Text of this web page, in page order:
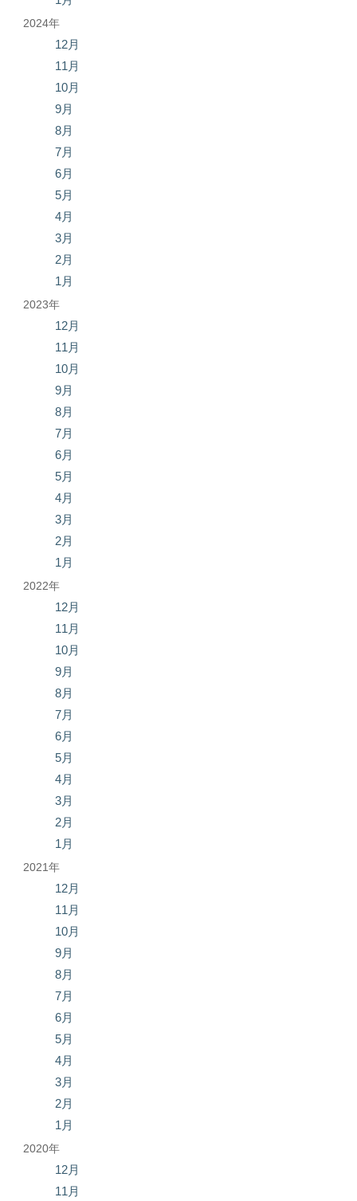
2024年
12月
11月
10月
9月
8月
7月
6月
5月
4月
3月
2月
1月
2023年
12月
11月
10月
9月
8月
7月
6月
5月
4月
3月
2月
1月
2022年
12月
11月
10月
9月
8月
7月
6月
5月
4月
3月
2月
1月
2021年
12月
11月
10月
9月
8月
7月
6月
5月
4月
3月
2月
1月
2020年
12月
11月